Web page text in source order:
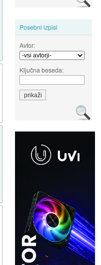
Posebni izpisi
Avtor:
Ključna beseda: